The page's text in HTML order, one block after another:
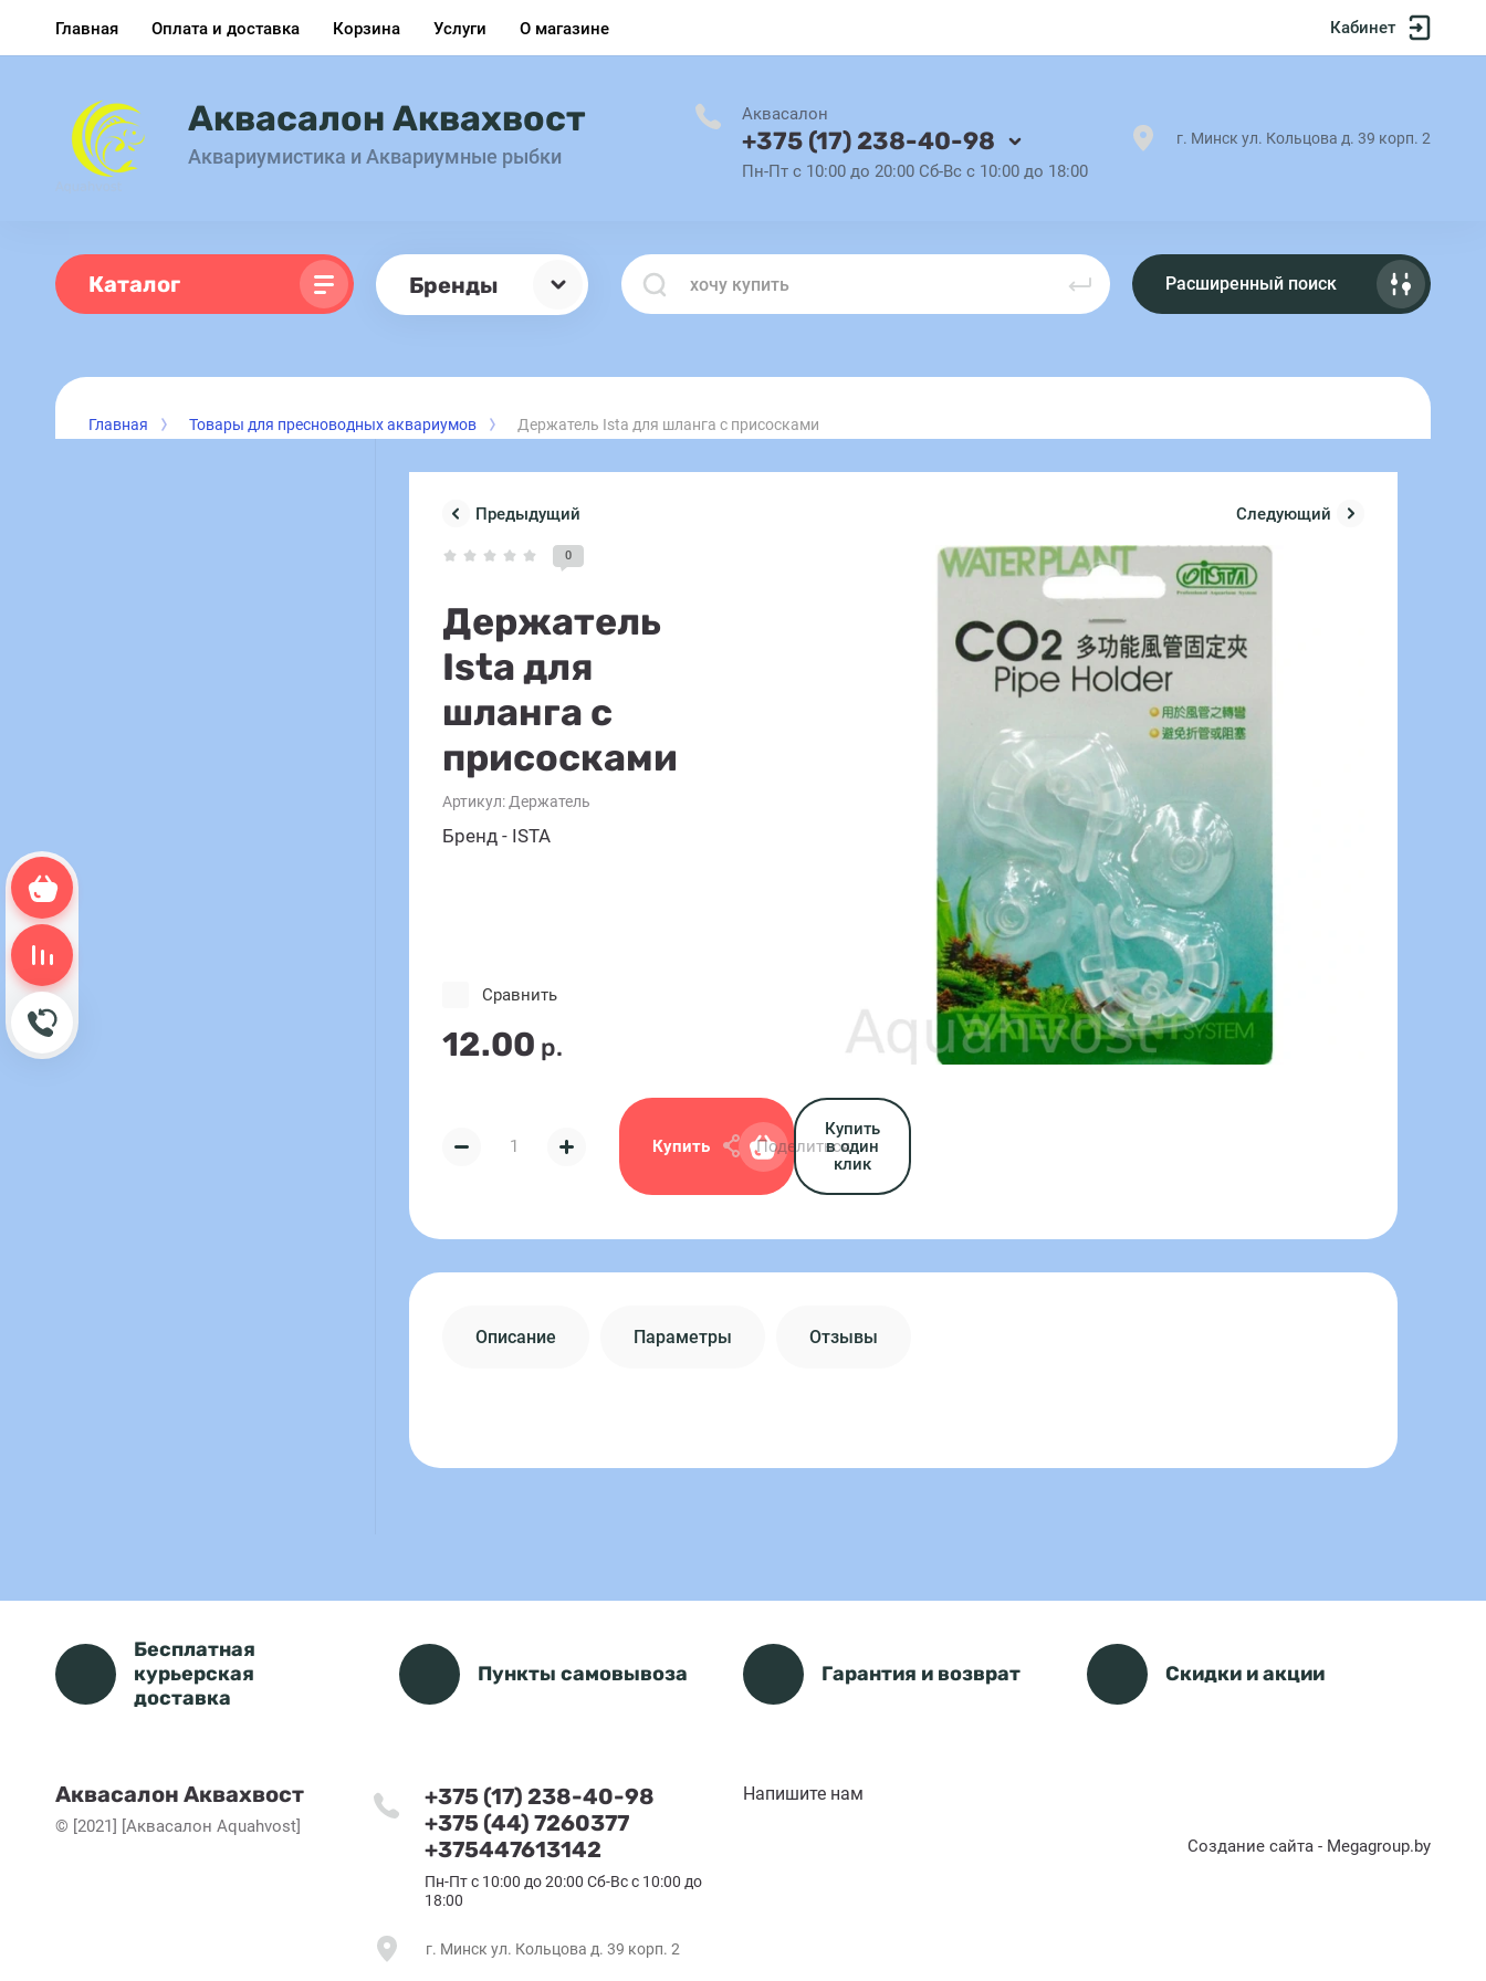
Корзина пуста
Обратный звонок
Главная Оплата и доставка Корзина Услуги О магазине Кабинет
Аквасалон Аквахвост
Аквариумистика и Аквариумные рыбки
Аквасалон
+375 (17) 238-40-98
Пн-Пт с 10:00 до 20:00 Сб-Вс с 10:00 до 18:00
г. Минск ул. Кольцова д. 39 корп. 2
Каталог Бренды Расширенный поиск
Главная Товары для пресноводных аквариумов Держатель Ista для шланга с присосками
Предыдущий Следующий
0
Держатель
Ista для
шланга с
присосками
Артикул: Держатель
Бренд - ISTA
12.00 р.
Сравнить
Купить
Купить
в один
клик
Поделиться:
Описание Параметры Отзывы
Бесплатная
курьерская
доставка
Пункты самовывоза Гарантия и возврат Скидки и акции
Аквасалон Аквахвост
© [2021] [Аквасалон Aquahvost]
+375 (17) 238-40-98
+375 (44) 7260377
+375447613142
Пн-Пт с 10:00 до 20:00 Сб-Вс с 10:00 до
18:00
г. Минск ул. Кольцова д. 39 корп. 2
Напишите нам
Создание сайта - Megagroup.by